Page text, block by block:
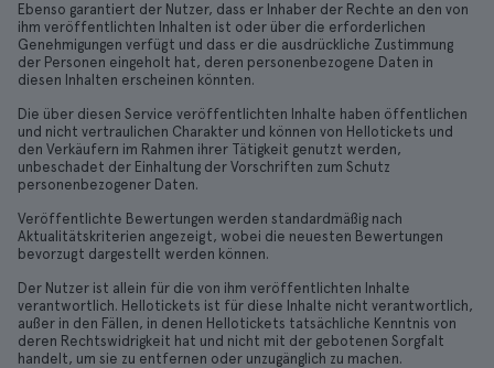
Ebenso garantiert der Nutzer, dass er Inhaber der Rechte an den von
ihm veröffentlichten Inhalten ist oder über die erforderlichen
Genehmigungen verfügt und dass er die ausdrückliche Zustimmung
der Personen eingeholt hat, deren personenbezogene Daten in
diesen Inhalten erscheinen könnten.
Die über diesen Service veröffentlichten Inhalte haben öffentlichen
und nicht vertraulichen Charakter und können von Hellotickets und
den Verkäufern im Rahmen ihrer Tätigkeit genutzt werden,
unbeschadet der Einhaltung der Vorschriften zum Schutz
personenbezogener Daten.
Veröffentlichte Bewertungen werden standardmäßig nach
Aktualitätskriterien angezeigt, wobei die neuesten Bewertungen
bevorzugt dargestellt werden können.
Der Nutzer ist allein für die von ihm veröffentlichten Inhalte
verantwortlich. Hellotickets ist für diese Inhalte nicht verantwortlich,
außer in den Fällen, in denen Hellotickets tatsächliche Kenntnis von
deren Rechtswidrigkeit hat und nicht mit der gebotenen Sorgfalt
handelt, um sie zu entfernen oder unzugänglich zu machen.